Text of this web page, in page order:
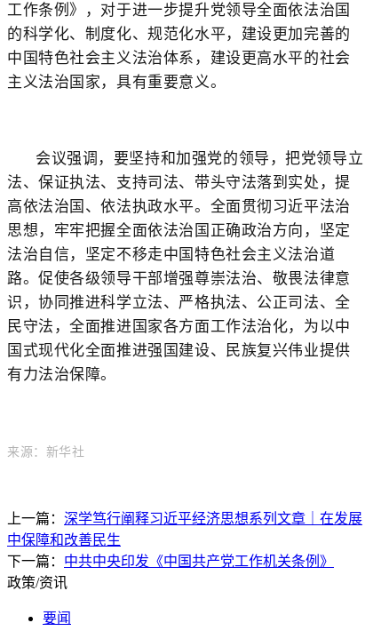
工作条例》，对于进一步提升党领导全面依法治国
的科学化、制度化、规范化水平，建设更加完善的
中国特色社会主义法治体系，建设更高水平的社会
主义法治国家，具有重要意义。
会议强调，要坚持和加强党的领导，把党领导立
法、保证执法、支持司法、带头守法落到实处，提
高依法治国、依法执政水平。全面贯彻习近平法治
思想，牢牢把握全面依法治国正确政治方向，坚定
法治自信，坚定不移走中国特色社会主义法治道
路。促使各级领导干部增强尊崇法治、敬畏法律意
识，协同推进科学立法、严格执法、公正司法、全
民守法，全面推进国家各方面工作法治化，为以中
国式现代化全面推进强国建设、民族复兴伟业提供
有力法治保障。
来源：新华社
上一篇： 深学笃行阐释习近平经济思想系列文章｜在发展
中保障和改善民生
下一篇： 中共中央印发《中国共产党工作机关条例》
政策/资讯
要闻